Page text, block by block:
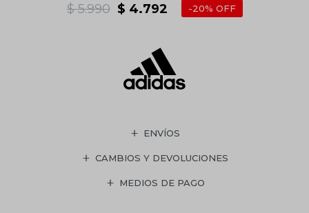
$ 4.792
$ 5.990 20
ENVÍOS
CAMBIOS Y DEVOLUCIONES
MEDIOS DE PAGO